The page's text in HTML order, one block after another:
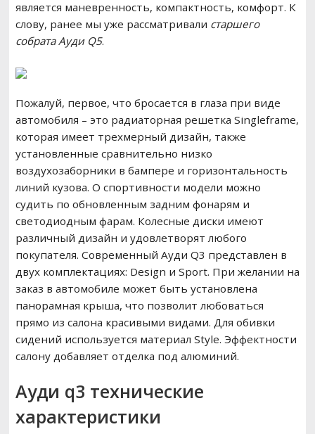
является маневренность, компактность, комфорт. К
слову, ранее мы уже рассматривали старшего
собрата Ауди Q5.
Пожалуй, первое, что бросается в глаза при виде
автомобиля – это радиаторная решетка Singleframe,
которая имеет трехмерный дизайн, также
установленные сравнительно низко
воздухозаборники в бампере и горизонтальность
линий кузова. О спортивности модели можно
судить по обновленным задним фонарям и
светодиодным фарам. Колесные диски имеют
различный дизайн и удовлетворят любого
покупателя. Современный Ауди Q3 представлен в
двух комплектациях: Design и Sport. При желании на
заказ в автомобиле может быть установлена
панорамная крыша, что позволит любоваться
прямо из салона красивыми видами. Для обивки
сидений используется материал Style. Эффектности
салону добавляет отделка под алюминий.
Ауди q3 технические
характеристики